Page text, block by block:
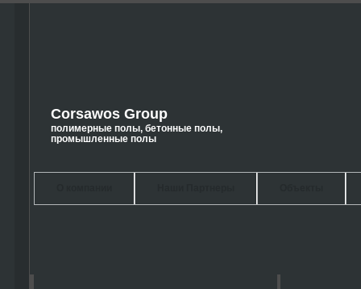
Corsawos Group
полимерные полы, бетонные полы,
промышленные полы